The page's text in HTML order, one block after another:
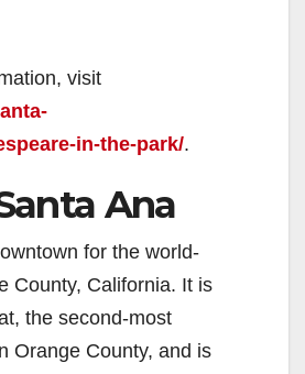
visit
in-the-park/.
Ana
for the world-
County, California. It is
the second-most
Orange County, and is